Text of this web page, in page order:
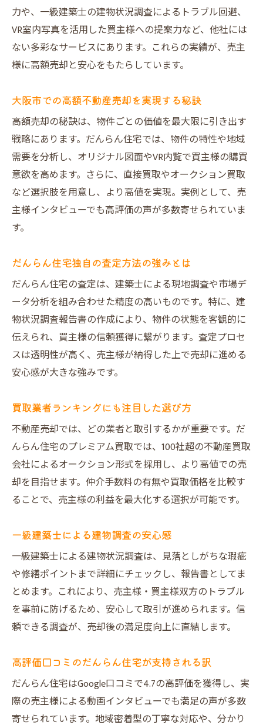
力や、一級建築士の建物状況調査によるトラブル回避、
VR室内写真を活用した買主様への提案力など、他社には
ない多彩なサービスにあります。これらの実績が、売主
様に高額売却と安心をもたらしています。
大阪市での高額不動産売却を実現する秘訣
高額売却の秘訣は、物件ごとの価値を最大限に引き出す
戦略にあります。だんらん住宅では、物件の特性や地域
需要を分析し、オリジナル図面やVR内覧で買主様の購買
意欲を高めます。さらに、直接買取やオークション買取
など選択肢を用意し、より高値を実現。実例として、売
主様インタビューでも高評価の声が多数寄せられていま
す。
だんらん住宅独自の査定方法の強みとは
だんらん住宅の査定は、建築士による現地調査や市場デ
ータ分析を組み合わせた精度の高いものです。特に、建
物状況調査報告書の作成により、物件の状態を客観的に
伝えられ、買主様の信頼獲得に繋がります。査定プロセ
スは透明性が高く、売主様が納得した上で売却に進める
安心感が大きな強みです。
買取業者ランキングにも注目した選び方
不動産売却では、どの業者と取引するかが重要です。だ
んらん住宅のプレミアム買取では、100社超の不動産買取
会社によるオークション形式を採用し、より高値での売
却を目指せます。仲介手数料の有無や買取価格を比較す
ることで、売主様の利益を最大化する選択が可能です。
一級建築士による建物調査の安心感
一級建築士による建物状況調査は、見落としがちな瑕疵
や修繕ポイントまで詳細にチェックし、報告書としてま
とめます。これにより、売主様・買主様双方のトラブル
を事前に防げるため、安心して取引が進められます。信
頼できる調査が、売却後の満足度向上に直結します。
高評価口コミのだんらん住宅が支持される訳
だんらん住宅はGoogle口コミで4.7の高評価を獲得し、実
際の売主様による動画インタビューでも満足の声が多数
寄せられています。地域密着型の丁寧な対応や、分かり